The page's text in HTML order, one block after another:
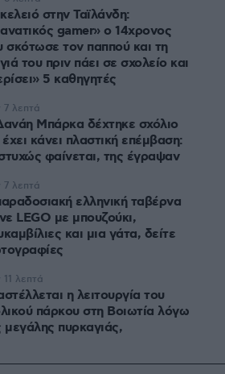
στην Ταϊλάνδη:
gamer» ο 14χρονος
σκότωσε τον παππού και τη
του πριν πάει σε σχολείο και
5 καθηγητές
Μπάρκα δέχτηκε σχόλιο
έχει κάνει πλαστική επέμβαση:
φαίνεται, της έγραψαν
7 λεπτά
ελληνική ταβέρνα
LEGO με μπουζούκι,
και μια γάτα, δείτε
7 λεπτά
η λειτουργία του
πάρκου στη Βοιωτία λόγω
μεγάλης πυρκαγιάς,
11 λεπτά